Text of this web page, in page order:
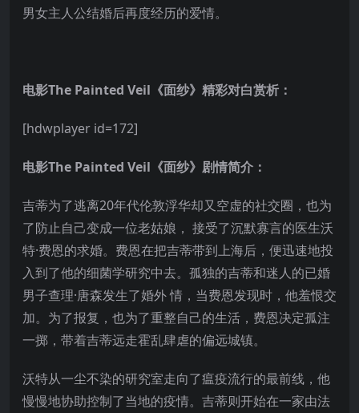
男女主人公结婚后再度经历的爱情。
电影The Painted Veil《面纱》精彩对白赏析：
[hdwplayer id=172]
电影The Painted Veil《面纱》剧情简介：
吉蒂为了逃离20年代伦敦浮华却又空虚的社交圈，也为
了防止自己变成一位老姑娘， 接受了沉默寡言的医生沃
特·费恩的求婚。费恩在把吉蒂带到上海后，便迅速地投
入到了他的细菌学研究中去。孤独的吉蒂和迷人的已婚
男子查理·唐森发生了婚外 情，当费恩发现时，他羞恨交
加。为了报复，也为了重整自己的生活，费恩决定孤注
一掷，带着吉蒂远走霍乱肆虐的偏远城镇。
沃特从一尘不染的研究室走向了瘟疫流行的最前线，他
慢慢地协助控制了当地的疫情。吉蒂则开始在一家由法